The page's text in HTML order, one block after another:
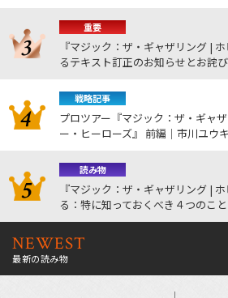
重要
『マジック：ザ・ギャザリング |
るテキスト訂正のお知らせとお詫
戦略記事
プロツアー『マジック：ザ・ギャ
ー・ヒーローズ』 前編｜市川ユウ
読み物
『マジック：ザ・ギャザリング |
る：特に知っておくべき４つのこ
NEWEST
最新の読み物